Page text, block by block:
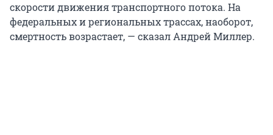
скорости движения транспортного потока. На
федеральных и региональных трассах, наоборот,
смертность возрастает, — сказал Андрей Миллер.